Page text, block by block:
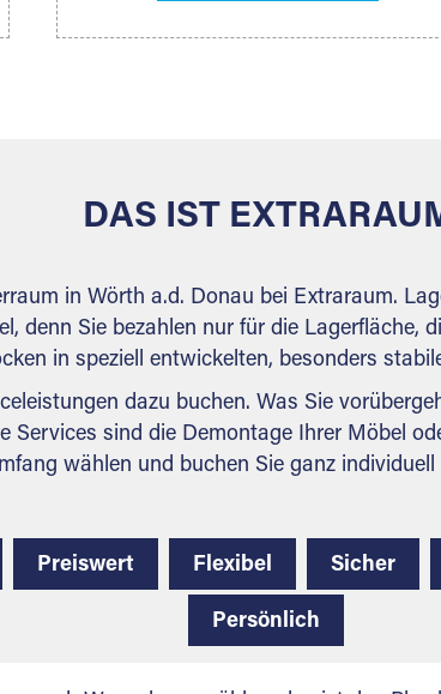
möchten – das Volumen wird sofort
weiteren Fragen, die Sie haben.
DAS IST
in Wörth a.d. Donau bei Extraraum.
denn Sie bezahlen nur für die Lagerfläche,
in speziell entwickelten, besonders
dazu buchen. Was Sie
Services sind die Demontage Ihrer Möbel
wählen und buchen Sie ganz
Preiswert Flexibel Sicher
Persönlich